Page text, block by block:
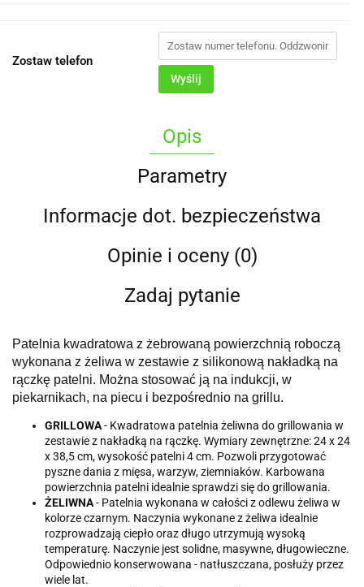
Zostaw telefon
Wyślij
Opis
Parametry
Informacje dot. bezpieczeństwa
Opinie i oceny (0)
Zadaj pytanie
Patelnia kwadratowa z żebrowaną powierzchnią roboczą
wykonana z żeliwa w zestawie z silikonową nakładką na
rączkę patelni. Można stosować ją na indukcji, w
piekarnikach, na piecu i bezpośrednio na grillu.
GRILLOWA- Kwadratowa patelnia żeliwna do grillowania w
zestawie z nakładką na rączkę. Wymiary zewnętrzne: 24 x 24
x 38,5 cm, wysokość patelni 4 cm. Pozwoli przygotować
pyszne dania z mięsa, warzyw, ziemniaków. Karbowana
powierzchnia patelni idealnie sprawdzi się do grillowania.
ŻELIWNA- Patelnia wykonana w całości z odlewu żeliwa w
kolorze czarnym. Naczynia wykonane z żeliwa idealnie
rozprowadzają ciepło oraz długo utrzymują wysoką
temperaturę. Naczynie jest solidne, masywne, długowieczne.
Odpowiednio konserwowana - natłuszczana, posłuży przez
wiele lat.